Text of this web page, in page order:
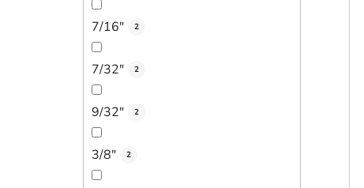
7/16" 2
7/32" 2
9/32" 2
3/8" 2